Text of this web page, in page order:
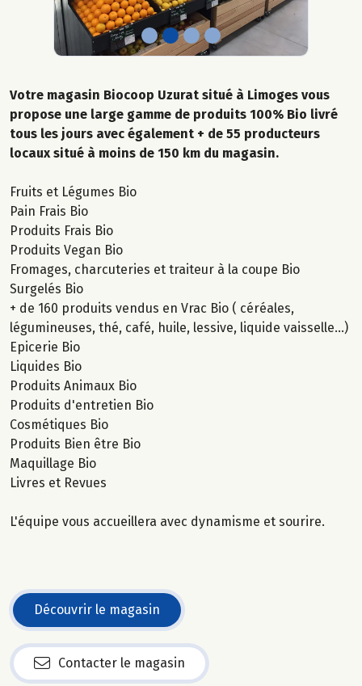
Votre magasin Biocoop Uzurat situé à Limoges vous
propose une large gamme de produits 100% Bio livré
tous les jours avec également + de 55 producteurs
locaux situé à moins de 150 km du magasin.
Fruits et Légumes Bio
Pain Frais Bio
Produits Frais Bio
Produits Vegan Bio
Fromages, charcuteries et traiteur à la coupe Bio
Surgelés Bio
+ de 160 produits vendus en Vrac Bio ( céréales,
légumineuses, thé, café, huile, lessive, liquide vaisselle...)
Epicerie Bio
Liquides Bio
Produits Animaux Bio
Produits d'entretien Bio
Cosmétiques Bio
Produits Bien être Bio
Maquillage Bio
Livres et Revues
L'équipe vous accueillera avec dynamisme et sourire.
Découvrir le magasin
Contacter le magasin